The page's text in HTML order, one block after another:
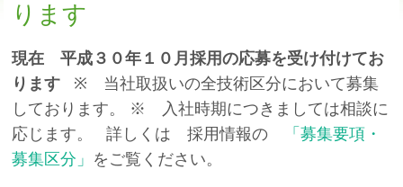
ります
現在 平成３０年１０月採用の応募を受け付けてお
ります ※ 当社取扱いの全技術区分において募集
しております。 ※ 入社時期につきましては相談に
応じます。 詳しくは 採用情報の
「募集要項・
募集区分」 をご覧ください。